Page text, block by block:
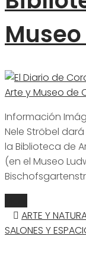
Información
Nele Ströbel
la Biblioteca de
(en el Museo
ARTE Y
SALONES Y